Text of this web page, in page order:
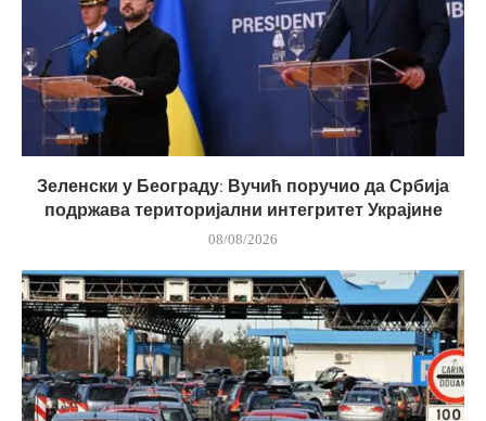
Зеленски у Београду: Вучић поручио да Србија
подржава територијални интегритет Украјине
08/08/2026